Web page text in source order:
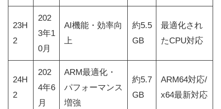
23H
2
202
3年1
0月
AI機能・効率向
上
約5.5
GB
最適化され
たCPU対応
24H
2
202
4年6
月
ARM最適化・
パフォーマンス
増強
約5.7
GB
ARM64対応/
x64最新対応